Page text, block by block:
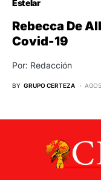
Estelar
Rebecca De
Covid-19
Por: Redacción
BY GRUPO CERTEZA